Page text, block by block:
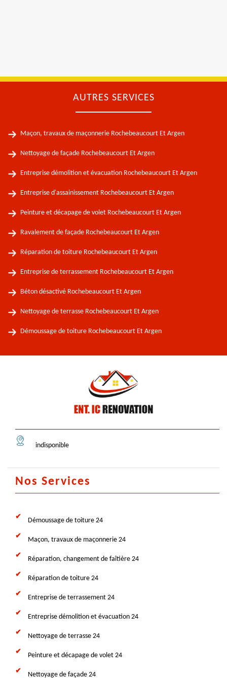
AUTRES SERVICES
Maçon, travaux de maçonnerie Rochebeaucourt Et Argen
Nettoyage de façade Rochebeaucourt Et Argen
Entreprise démolition et évacuation Rochebeaucourt Et Argen
Entreprise d'assainissement Rochebeaucourt Et Argen
Peinture et décapage de volet Rochebeaucourt Et Argen
Ravalement de façade Rochebeaucourt Et Argen
Réparation de toiture Rochebeaucourt Et Argen
Entreprise de terrassement Rochebeaucourt Et Argen
Béton désactivé Rochebeaucourt Et Argen
Nettoyage de terrasse Rochebeaucourt Et Argen
Démoussage de toiture Rochebeaucourt Et Argen
indisponible
Nos Services
Démoussage de toiture 24
Maçon, travaux de maçonnerie 24
Réparation, changement de faîtière 24
Réparation de toiture 24
Entreprise de terrassement 24
Entreprise démolition et évacuation 24
Nettoyage de terrasse 24
Peinture et décapage de volet 24
Nettoyage de façade 24